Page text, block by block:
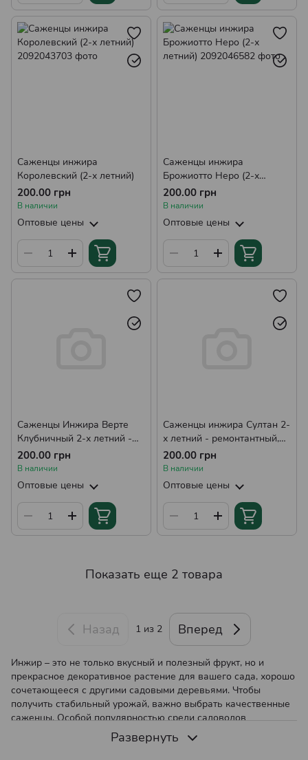
Саженцы инжира
Королевский (2-х летний)
200.00 грн
В наличии
Оптовые цены
Саженцы инжира
Брожиотто Неро (2-х
летний)
200.00 грн
В наличии
Оптовые цены
Саженцы Инжира Верте
Клубничный 2-х летний -
ремонтантный,
самоплодный, сладкий
200.00 грн
В наличии
Оптовые цены
Саженцы инжира Султан 2-
х летний - ремонтантный,
самоплодный, сладкий
200.00 грн
В наличии
Оптовые цены
Показать еще 2 товара
Назад 1 из 2 Вперед
Инжир – это не только вкусный и полезный фрукт, но и
прекрасное декоративное растение для вашего сада, хорошо
сочетающееся с другими садовыми деревьями. Чтобы
получить стабильный урожай, важно выбрать качественные
саженцы. Особой популярностью среди садоводов
пользуются 2-летние саженцы инжира, уже имеющие
сформированную корневую систему и готовые к быстрому
Развернуть